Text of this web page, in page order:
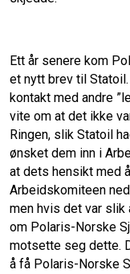
Ett år senere kom
et nytt brev til
kontakt med andre
vite om at det ikke
Ringen, slik Statoil
ønsket dem inn i
at dets hensikt med
Arbeidskomiteen
men hvis det var
om Polaris-Norske
motsette seg dette.
å få Polaris-Norske